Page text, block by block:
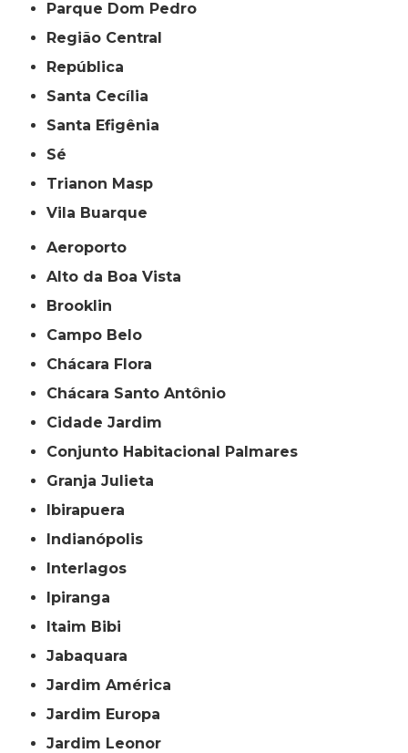
Parque Dom Pedro
Região Central
República
Santa Cecília
Santa Efigênia
Sé
Trianon Masp
Vila Buarque
Aeroporto
Alto da Boa Vista
Brooklin
Campo Belo
Chácara Flora
Chácara Santo Antônio
Cidade Jardim
Conjunto Habitacional Palmares
Granja Julieta
Ibirapuera
Indianópolis
Interlagos
Ipiranga
Itaim Bibi
Jabaquara
Jardim América
Jardim Europa
Jardim Leonor